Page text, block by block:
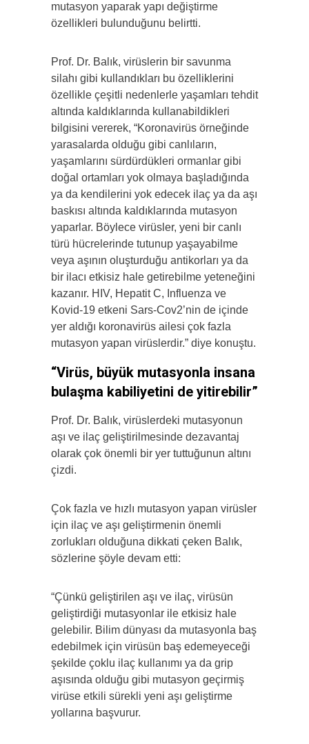
mutasyon yaparak yapı değiştirme
özellikleri bulunduğunu belirtti.
Prof. Dr. Balık, virüslerin bir savunma
silahı gibi kullandıkları bu özelliklerini
özellikle çeşitli nedenlerle yaşamları tehdit
altında kaldıklarında kullanabildikleri
bilgisini vererek, “Koronavirüs örneğinde
yarasalarda olduğu gibi canlıların,
yaşamlarını sürdürdükleri ormanlar gibi
doğal ortamları yok olmaya başladığında
ya da kendilerini yok edecek ilaç ya da aşı
baskısı altında kaldıklarında mutasyon
yaparlar. Böylece virüsler, yeni bir canlı
türü hücrelerinde tutunup yaşayabilme
veya aşının oluşturduğu antikorları ya da
bir ilacı etkisiz hale getirebilme yeteneğini
kazanır. HIV, Hepatit C, Influenza ve
Kovid-19 etkeni Sars-Cov2’nin de içinde
yer aldığı koronavirüs ailesi çok fazla
mutasyon yapan virüslerdir.” diye konuştu.
“Virüs, büyük mutasyonla insana
bulaşma kabiliyetini de yitirebilir”
Prof. Dr. Balık, virüslerdeki mutasyonun
aşı ve ilaç geliştirilmesinde dezavantaj
olarak çok önemli bir yer tuttuğunun altını
çizdi.
Çok fazla ve hızlı mutasyon yapan virüsler
için ilaç ve aşı geliştirmenin önemli
zorlukları olduğuna dikkati çeken Balık,
sözlerine şöyle devam etti:
“Çünkü geliştirilen aşı ve ilaç, virüsün
geliştirdiği mutasyonlar ile etkisiz hale
gelebilir. Bilim dünyası da mutasyonla baş
edebilmek için virüsün baş edemeyeceği
şekilde çoklu ilaç kullanımı ya da grip
aşısında olduğu gibi mutasyon geçirmiş
virüse etkili sürekli yeni aşı geliştirme
yollarına başvurur.